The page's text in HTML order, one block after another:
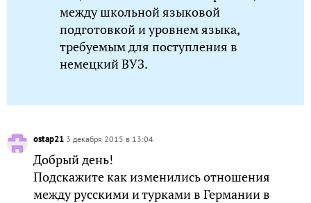
между школьной языковой
подготовкой и уровнем языка,
требуемым для поступления в
немецкий ВУЗ.
ostap21 3 декабря 2015 в 13:04
Добрый день!
Подскажите как изменились отношения
между русскими и турками в Германии в